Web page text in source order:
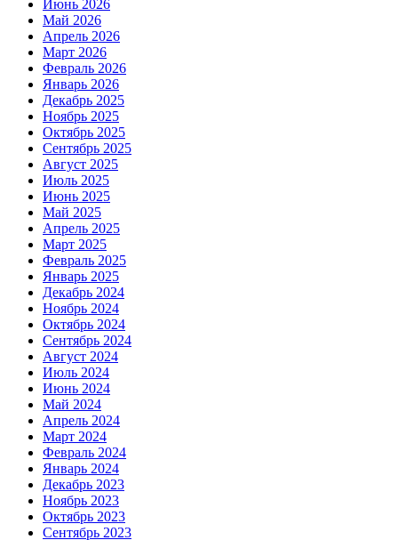
Июнь 2026
Май 2026
Апрель 2026
Март 2026
Февраль 2026
Январь 2026
Декабрь 2025
Ноябрь 2025
Октябрь 2025
Сентябрь 2025
Август 2025
Июль 2025
Июнь 2025
Май 2025
Апрель 2025
Март 2025
Февраль 2025
Январь 2025
Декабрь 2024
Ноябрь 2024
Октябрь 2024
Сентябрь 2024
Август 2024
Июль 2024
Июнь 2024
Май 2024
Апрель 2024
Март 2024
Февраль 2024
Январь 2024
Декабрь 2023
Ноябрь 2023
Октябрь 2023
Сентябрь 2023